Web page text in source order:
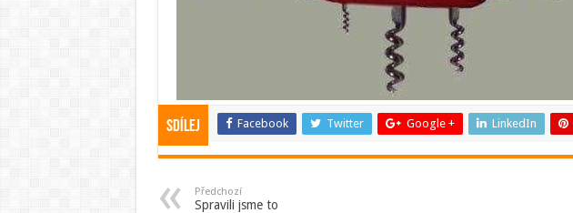
Sdílej Facebook Twitter Google + LinkedIn
Předchozí
Spravili jsme to